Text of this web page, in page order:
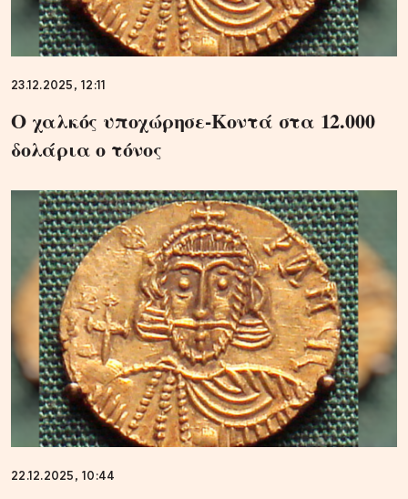
23.12.2025, 12:11
Ο χαλκός υποχώρησε-Κοντά στα 12.000
δολάρια ο τόνος
22.12.2025, 10:44